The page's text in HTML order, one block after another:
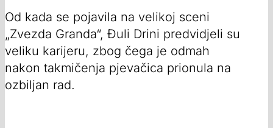
Od kada se pojavila na velikoj sceni
„Zvezda Granda“, Đuli Drini predvidjeli su
veliku karijeru, zbog čega je odmah
nakon takmičenja pjevačica prionula na
ozbiljan rad.